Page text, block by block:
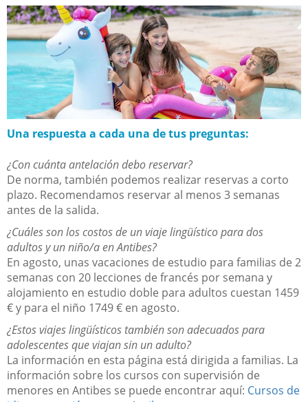
Una respuesta a cada una de tus preguntas:
¿Con cuánta antelación debo reservar?
De norma, también podemos realizar reservas a corto
plazo. Recomendamos reservar al menos 3 semanas
antes de la salida.
¿Cuáles son los costos de un viaje lingüístico para dos
adultos y un niño/a en Antibes?
En agosto, unas vacaciones de estudio para familias de 2
semanas con 20 lecciones de francés por semana y
alojamiento en estudio doble para adultos cuestan 1459
€ y para el niño 1749 € en agosto.
¿Estos viajes lingüísticos también son adecuados para
adolescentes que viajan sin un adulto?
La información en esta página está dirigida a familias. La
información sobre los cursos con supervisión de
menores en Antibes se puede encontrar aquí: Cursos de